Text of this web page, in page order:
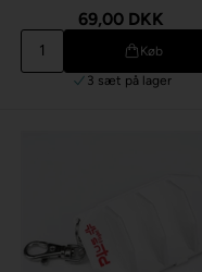
69,00 DKK
Køb
3 sæt på lager